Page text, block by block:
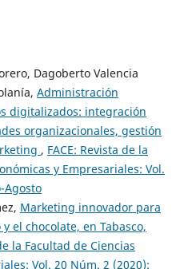
Dagoberto Valencia
Administración
digitalizados: integración
organizacionales, gestión
, FACE: Revista de la
y Empresariales: Vol.
Agosto
Marketing innovador para
el chocolate, en Tabasco,
la Facultad de Ciencias
Vol. 20 Núm. 2 (2020):